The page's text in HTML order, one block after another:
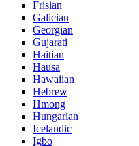
Frisian
Galician
Georgian
Gujarati
Haitian
Hausa
Hawaiian
Hebrew
Hmong
Hungarian
Icelandic
Igbo